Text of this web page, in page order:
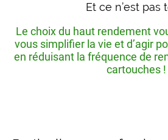
Et ce n’est pas
Le choix du haut rendement
vous simplifier la vie et d’agir
en réduisant la fréquence de
cartouches !